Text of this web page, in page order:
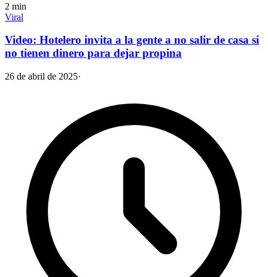
2 min
Viral
Video: Hotelero invita a la gente a no salir de casa si
no tienen dinero para dejar propina
26 de abril de 2025·